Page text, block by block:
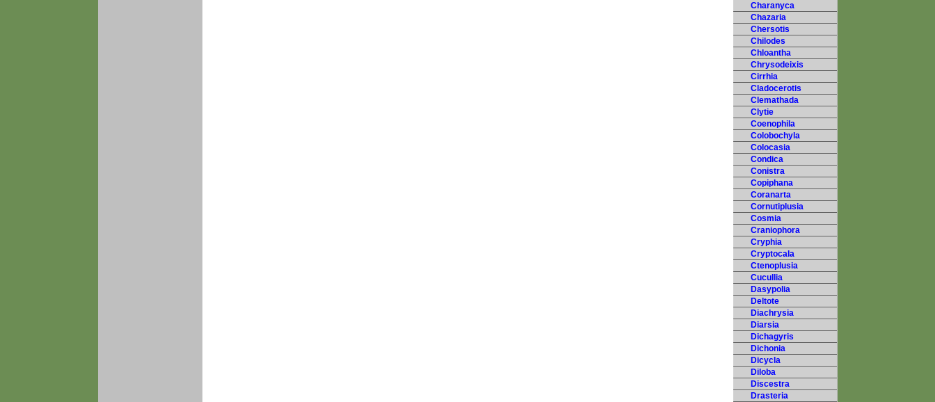
Charanyca
Chazaria
Chersotis
Chilodes
Chloantha
Chrysodeixis
Cirrhia
Cladocerotis
Clemathada
Clytie
Coenophila
Colobochyla
Colocasia
Condica
Conistra
Copiphana
Coranarta
Cornutiplusia
Cosmia
Craniophora
Cryphia
Cryptocala
Ctenoplusia
Cucullia
Dasypolia
Deltote
Diachrysia
Diarsia
Dichagyris
Dichonia
Dicycla
Diloba
Discestra
Drasteria